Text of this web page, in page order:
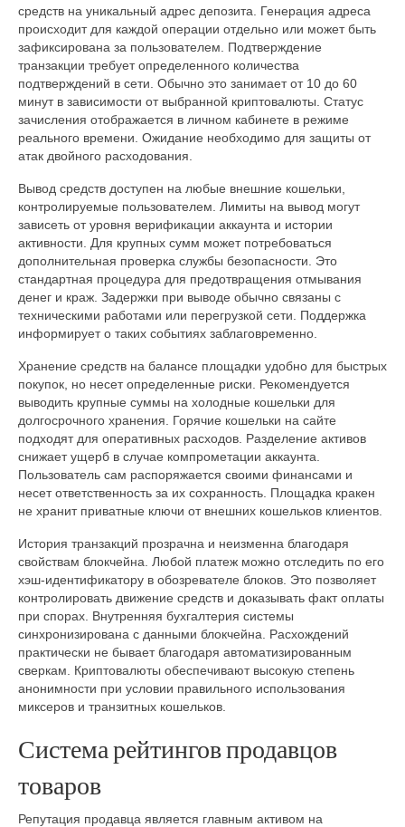
средств на уникальный адрес депозита. Генерация адреса
происходит для каждой операции отдельно или может быть
зафиксирована за пользователем. Подтверждение
транзакции требует определенного количества
подтверждений в сети. Обычно это занимает от 10 до 60
минут в зависимости от выбранной криптовалюты. Статус
зачисления отображается в личном кабинете в режиме
реального времени. Ожидание необходимо для защиты от
атак двойного расходования.
Вывод средств доступен на любые внешние кошельки,
контролируемые пользователем. Лимиты на вывод могут
зависеть от уровня верификации аккаунта и истории
активности. Для крупных сумм может потребоваться
дополнительная проверка службы безопасности. Это
стандартная процедура для предотвращения отмывания
денег и краж. Задержки при выводе обычно связаны с
техническими работами или перегрузкой сети. Поддержка
информирует о таких событиях заблаговременно.
Хранение средств на балансе площадки удобно для быстрых
покупок, но несет определенные риски. Рекомендуется
выводить крупные суммы на холодные кошельки для
долгосрочного хранения. Горячие кошельки на сайте
подходят для оперативных расходов. Разделение активов
снижает ущерб в случае компрометации аккаунта.
Пользователь сам распоряжается своими финансами и
несет ответственность за их сохранность. Площадка кракен
не хранит приватные ключи от внешних кошельков клиентов.
История транзакций прозрачна и неизменна благодаря
свойствам блокчейна. Любой платеж можно отследить по его
хэш-идентификатору в обозревателе блоков. Это позволяет
контролировать движение средств и доказывать факт оплаты
при спорах. Внутренняя бухгалтерия системы
синхронизирована с данными блокчейна. Расхождений
практически не бывает благодаря автоматизированным
сверкам. Криптовалюты обеспечивают высокую степень
анонимности при условии правильного использования
миксеров и транзитных кошельков.
Система рейтингов продавцов
товаров
Репутация продавца является главным активом на